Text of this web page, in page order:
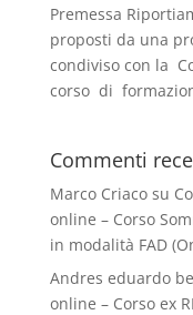
Premessa
proposti da una
condiviso con la
corso di
Commenti
Marco Criacosu
online – Corso
in modalità FAD
Andres eduardo
online – Corso ex